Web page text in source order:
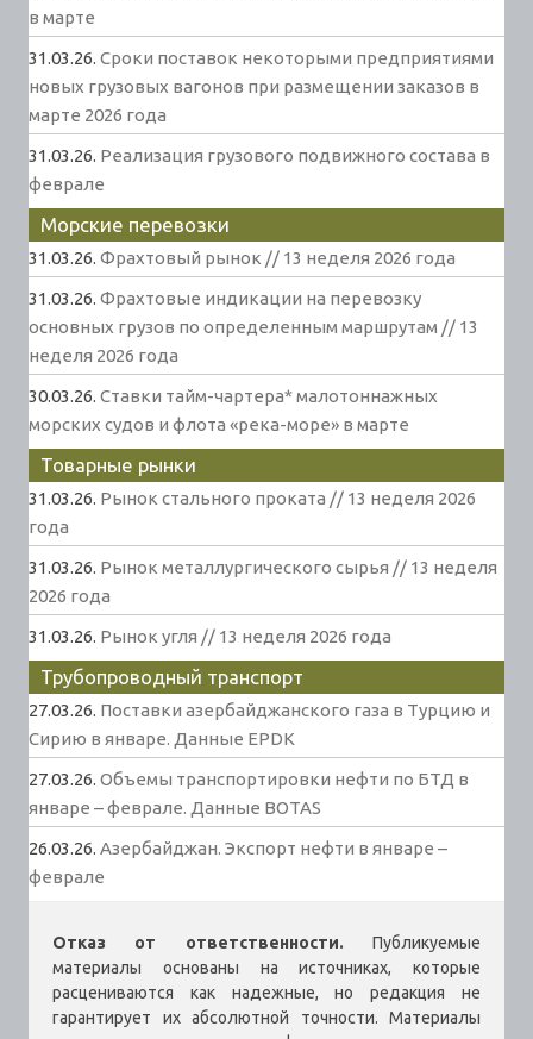
в марте
31.03.26. Сроки поставок некоторыми предприятиями
новых грузовых вагонов при размещении заказов в
марте 2026 года
31.03.26. Реализация грузового подвижного состава в
феврале
Морские перевозки
31.03.26. Фрахтовый рынок // 13 неделя 2026 года
31.03.26. Фрахтовые индикации на перевозку
основных грузов по определенным маршрутам // 13
неделя 2026 года
30.03.26. Ставки тайм-чартера* малотоннажных
морских судов и флота «река-море» в марте
Товарные рынки
31.03.26. Рынок стального проката // 13 неделя 2026
года
31.03.26. Рынок металлургического сырья // 13 неделя
2026 года
31.03.26. Рынок угля // 13 неделя 2026 года
Трубопроводный транспорт
27.03.26. Поставки азербайджанского газа в Турцию и
Сирию в январе. Данные EPDK
27.03.26. Объемы транспортировки нефти по БТД в
январе – феврале. Данные BOTAS
26.03.26. Азербайджан. Экспорт нефти в январе –
феврале
Отказ от ответственности. Публикуемые
материалы основаны на источниках, которые
расцениваются как надежные, но редакция не
гарантирует их абсолютной точности. Материалы